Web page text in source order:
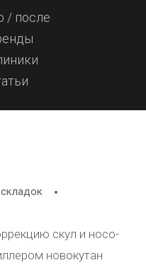
/ после
скул и носо-